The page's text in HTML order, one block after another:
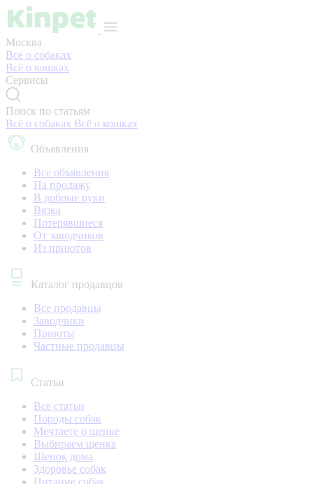
Москва
Всё о собаках
Всё о кошках
Сервисы
Поиск по статьям
Всё о собаках Всё о кошках
Объявления
Все объявления
На продажу
В добрые руки
Вязка
Потерявшиеся
От заводчиков
Из приютов
Каталог продавцов
Все продавцы
Заводчики
Приюты
Частные продавцы
Статьи
Все статьи
Породы собак
Мечтаете о щенке
Выбираем щенка
Щенок дома
Здоровье собак
Питание собак